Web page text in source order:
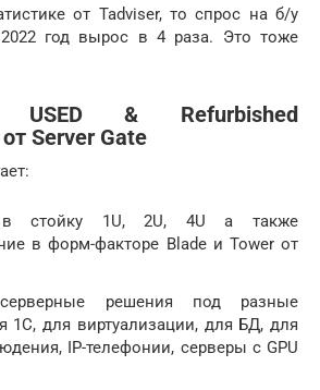
от Tadviser, то спрос на б/у
год вырос в 4 раза. Это тоже
USED & Refurbished
Server Gate
в стойку 1U, 2U, 4U а также
в форм-факторе Blade и Tower от
решения под разные
1С, для виртуализации, для БД, для
IP-телефонии, серверы с GPU